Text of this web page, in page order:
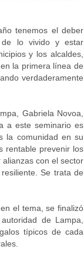
tenemos el deber
de lo vivido y estar
y los alcaldes,
la primera línea de
verdaderamente
Gabriela Novoa,
a este seminario es
la comunidad en su
rentable prevenir los
con el sector
Se trata de
el tema, se finalizó
de Lampa,
típicos de cada